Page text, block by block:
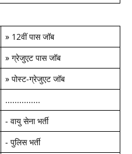
» 12वीं पास जॉब
» ग्रेजुएट पास जॉब
» पोस्ट-ग्रेजुएट जॉब
...............
- वायु सेना भर्ती
- पुलिस भर्ती